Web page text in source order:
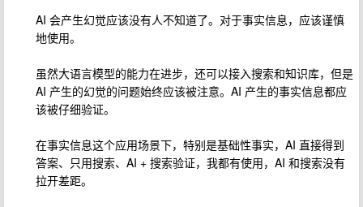
AI 会产生幻觉应该没有人不知道了。对于事实信息，应该谨慎
地使用。
虽然大语言模型的能力在进步，还可以接入搜索和知识库，但是
AI 产生的幻觉的问题始终应该被注意。AI 产生的事实信息都应
该被仔细验证。
在事实信息这个应用场景下，特别是基础性事实，AI 直接得到
答案、只用搜索、AI + 搜索验证，我都有使用，AI 和搜索没有
拉开差距。